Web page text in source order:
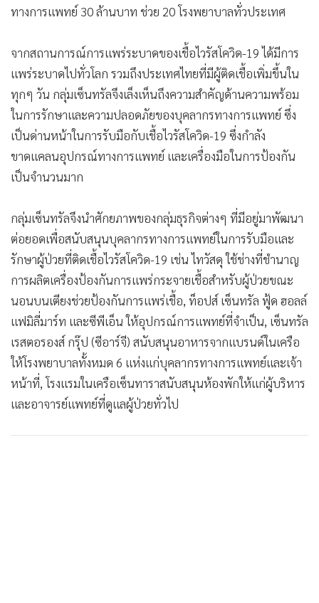
• ชุมชน-คุณภาพชีวิต
• Motoring
• เกม
• วิทยาศาสตร์
• SMEs
• หุ้น
อินโดจีน
Celeb Online
• Factcheck
• ญี่ปุ่น
• News1
• Gotomanager
ทางการแพทย์ 30 ล้านบาท ช่วย 20 โรงพยาบาลทั่วประเทศ
จากสถานการณ์การแพร่ระบาดของเชื้อไวรัสโควิด-19 ได้มีการ
แพร่ระบาดไปทั่วโลก รวมถึงประเทศไทยที่มีผู้ติดเชื้อเพิ่มขึ้นใน
ทุกๆ วัน กลุ่มเซ็นทรัลจึงเล็งเห็นถึงความสำคัญด้านความพร้อม
ในการรักษาและความปลอดภัยของบุคลากรทางการแพทย์ ซึ่ง
เป็นด่านหน้าในการรับมือกับเชื้อไวรัสโควิด-19 ซึ่งกำลัง
ขาดแคลนอุปกรณ์ทางการแพทย์ และเครื่องมือในการป้องกัน
เป็นจำนวนมาก
กลุ่มเซ็นทรัลจึงนำศักยภาพของกลุ่มธุรกิจต่างๆ ที่มีอยู่มาพัฒนา
ต่อยอดเพื่อสนับสนุนบุคลากรทางการแพทย์ในการรับมือและ
รักษาผู้ป่วยที่ติดเชื้อไวรัสโควิด-19 เช่น ไทวัสดุ ใช้ช่างที่ชำนาญ
การผลิตเครื่องป้องกันการแพร่กระจายเชื้อสำหรับผู้ป่วยขณะ
นอนบนเตียงช่วยป้องกันการแพร่เชื้อ, ท็อปส์ เซ็นทรัล ฟู้ด ฮอลล์
แฟมิลี่มาร์ท และซีพีเอ็น ให้อุปกรณ์การแพทย์ที่จำเป็น, เซ็นทรัล
เรสตอรองส์ กรุ๊ป (ซีอาร์จี) สนับสนุนอาหารจากแบรนด์ในเครือ
ให้โรงพยาบาลทั้งหมด 6 แห่งแก่บุคลากรทางการแพทย์และเจ้า
หน้าที่, โรงแรมในเครือเซ็นทาราสนับสนุนห้องพักให้แก่ผู้บริหาร
และอาจารย์แพทย์ที่ดูแลผู้ป่วยทั่วไป